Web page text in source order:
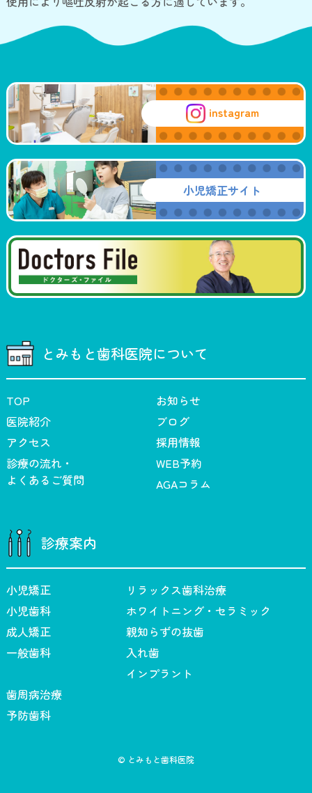
instagram
小児矯正サイト
とみもと歯科医院について
TOP
医院紹介
アクセス
診療の流れ・
よくあるご質問
お知らせ
ブログ
採用情報
WEB予約
AGAコラム
診療案内
小児矯正
小児歯科
成人矯正
一般歯科
リラックス歯科治療
ホワイトニング・セラミック
親知らずの抜歯
入れ歯
インプラント
歯周病治療
予防歯科
© とみもと歯科医院